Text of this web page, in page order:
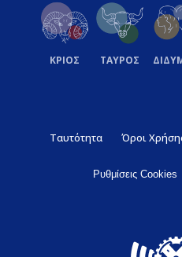
ΚΡΙΟΣ ΤΑΥΡΟΣ
Ταυτότητα Όροι
Ρυθμίσεις Cookies